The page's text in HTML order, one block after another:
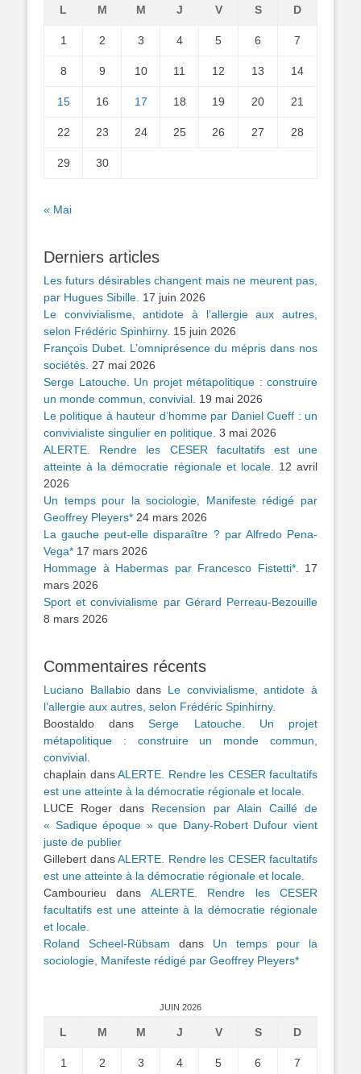
L M M J V S D
1 2 3 4 5 6 7
8 9 10 11 12 13 14
15 16 17 18 19 20 21
22 23 24 25 26 27 28
29 30
« Mai
Derniers articles
Les futurs désirables changent mais ne meurent pas,
par Hugues Sibille. 17 juin 2026
Le convivialisme, antidote à l’allergie aux autres,
selon Frédéric Spinhirny. 15 juin 2026
François Dubet. L’omniprésence du mépris dans nos
sociétés. 27 mai 2026
Serge Latouche. Un projet métapolitique : construire
un monde commun, convivial. 19 mai 2026
Le politique à hauteur d’homme par Daniel Cueff : un
convivialiste singulier en politique. 3 mai 2026
ALERTE. Rendre les CESER facultatifs est une
atteinte à la démocratie régionale et locale. 12 avril
2026
Un temps pour la sociologie, Manifeste rédigé par
Geoffrey Pleyers* 24 mars 2026
La gauche peut-elle disparaître ? par Alfredo Pena-
Vega* 17 mars 2026
Hommage à Habermas par Francesco Fistetti*. 17
mars 2026
Sport et convivialisme par Gérard Perreau-Bezouille
8 mars 2026
Commentaires récents
Luciano Ballabiodans Le convivialisme, antidote à
l’allergie aux autres, selon Frédéric Spinhirny.
Boostaldo dansSerge Latouche. Un projet
métapolitique : construire un monde commun,
convivial.
chaplain dansALERTE. Rendre les CESER facultatifs
est une atteinte à la démocratie régionale et locale.
LUCE Roger dans Recension par Alain Caillé de
« Sadique époque » que Dany-Robert Dufour vient
juste de publier
Gillebert dansALERTE. Rendre les CESER facultatifs
est une atteinte à la démocratie régionale et locale.
Cambourieu dans ALERTE. Rendre les CESER
facultatifs est une atteinte à la démocratie régionale
et locale.
Roland Scheel-Rübsam dans Un temps pour la
sociologie, Manifeste rédigé par Geoffrey Pleyers*
JUIN 2026
L M M J V S D
1 2 3 4 5 6 7